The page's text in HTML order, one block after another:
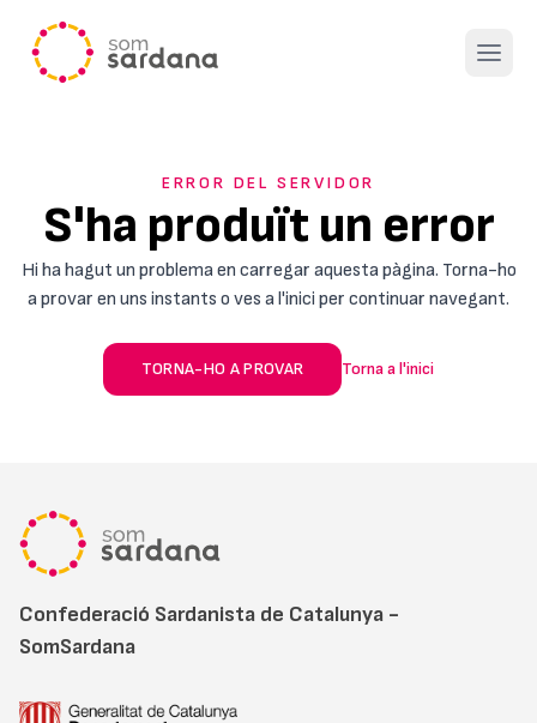
Open
ERROR DEL SERVIDOR
S'ha produït un error
Hi ha hagut un problema en carregar aquesta pàgina. Torna-ho
a provar en uns instants o ves a l'inici per continuar navegant.
TORNA-HO A PROVAR Torna a l'inici
Confederació Sardanista de Catalunya -
SomSardana